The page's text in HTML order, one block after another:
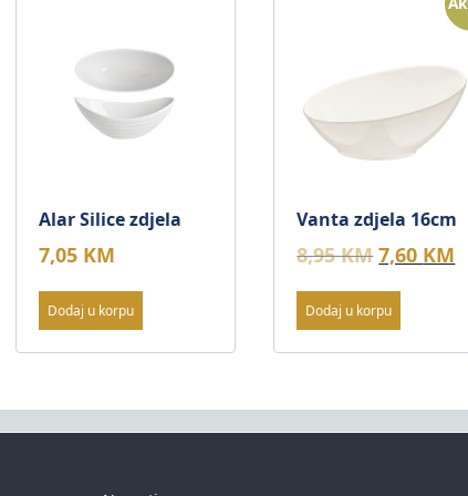
Alar Silice zdjela
7,05 KM
Dodaj u korpu
Vanta zdjela 16cm
8,95KMOriginal
was:
8,95 KM.
7,60 KM
Dodaj u korpu